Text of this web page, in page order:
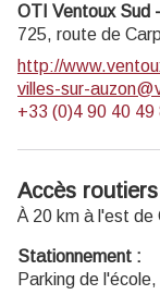
OTI Ventoux Sud
725, route de
http://
villes-sur-
+33 (0)4 90 40 49
Accès
À 20 km à l'est de
Stationnement :
Parking de